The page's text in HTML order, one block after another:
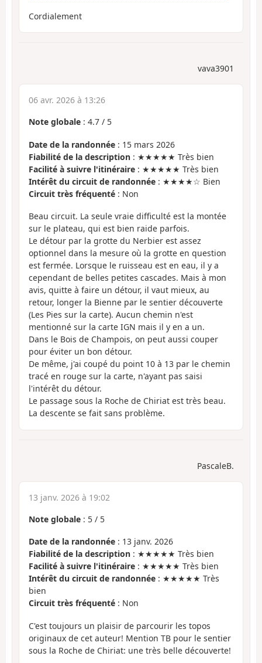
Cordialement
vava3901
06 avr. 2026 à 13:26
Note globale : 4.7 / 5
Date de la randonnée : 15 mars 2026
Fiabilité de la description : ★★★★★ Très bien
Facilité à suivre l'itinéraire : ★★★★★ Très bien
Intérêt du circuit de randonnée : ★★★★☆ Bien
Circuit très fréquenté : Non
Beau circuit. La seule vraie difficulté est la montée
sur le plateau, qui est bien raide parfois.
Le détour par la grotte du Nerbier est assez
optionnel dans la mesure où la grotte en question
est fermée. Lorsque le ruisseau est en eau, il y a
cependant de belles petites cascades. Mais à mon
avis, quitte à faire un détour, il vaut mieux, au
retour, longer la Bienne par le sentier découverte
(Les Pies sur la carte). Aucun chemin n'est
mentionné sur la carte IGN mais il y en a un.
Dans le Bois de Champois, on peut aussi couper
pour éviter un bon détour.
De même, j'ai coupé du point 10 à 13 par le chemin
tracé en rouge sur la carte, n'ayant pas saisi
l'intérêt du détour.
Le passage sous la Roche de Chiriat est très beau.
La descente se fait sans problème.
PascaleB.
13 janv. 2026 à 19:02
Note globale : 5 / 5
Date de la randonnée : 13 janv. 2026
Fiabilité de la description : ★★★★★ Très bien
Facilité à suivre l'itinéraire : ★★★★★ Très bien
Intérêt du circuit de randonnée : ★★★★★ Très
bien
Circuit très fréquenté : Non
C'est toujours un plaisir de parcourir les topos
originaux de cet auteur! Mention TB pour le sentier
sous la Roche de Chiriat: une très belle découverte!